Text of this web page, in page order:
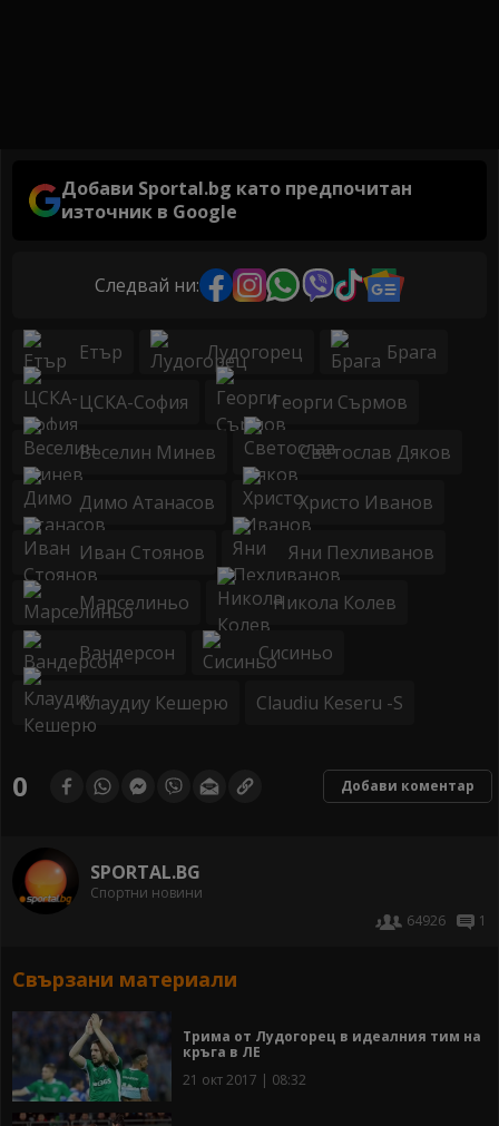
Добави Sportal.bg като предпочитан
източник в Google
Следвай ни:
Етър Лудогорец Брага
ЦСКА-София Георги Сърмов
Веселин Минев Светослав Дяков
Димо Атанасов Христо Иванов
Иван Стоянов Яни Пехливанов
Марселиньо Никола Колев
Вандерсон Сисиньо
Клаудиу Кешерю Claudiu Keseru -S
0 Добави коментар
SPORTAL.BG
Спортни новини
64926
1
Свързани материали
Трима от Лудогорец в идеалния тим на
кръга в ЛЕ
21 окт 2017 | 08:32